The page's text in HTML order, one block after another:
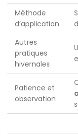
Méthode
d’application
Autres
pratiques
hivernales
Patience et
observation